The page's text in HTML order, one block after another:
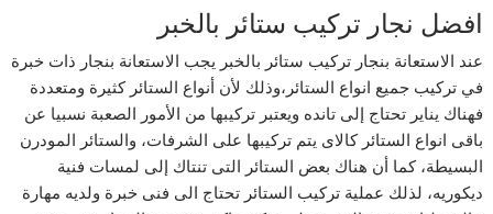
افضل نجار تركيب ستائر بالخبر
عند الاستعانة بنجار تركيب ستائر بالخبر يجب الاستعانة بنجار ذات خبرة
في تركيب جميع انواع الستائر،وذلك لأن أنواع الستائر كثيرة ومتعددة
فهناك يناير تحتاج إلى تانده ويعتبر تركيبها من الأمور الصعبة نسبيا عن
باقى انواع الستائر كالاى يتم تركيبها على الشرفات، والستائر المودرن
البسيطة، كما أن هناك بعض الستائر التى تنتاك إلى لمسات فنية
ديكوريه، لذلك عملية تركيب الستائر تحتاج الى فنى خبرة ولديه مهارة